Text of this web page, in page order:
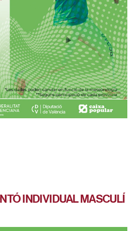
INDIVIDUAL MASCULÍ